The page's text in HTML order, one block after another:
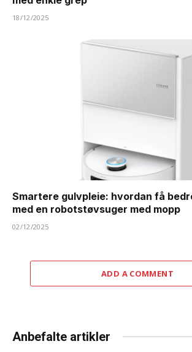
18/12/2025
Smartere gulvpleie: hvordan få
med en robotstøvsuger med mopp
02/12/2025
ADD A COMMENT
Anbefalte artikler